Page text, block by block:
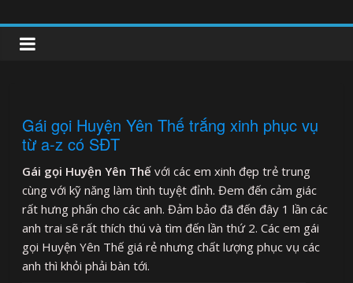
to
content
clipnonglive.com
Gái gọi Huyện Yên Thế trắng xinh phục vụ
từ a-z có SĐT
Gái gọi Huyện Yên Thế với các em xinh đẹp trẻ trung
cùng với kỹ năng làm tình tuyệt đỉnh. Đem đến cảm giác
rất hưng phấn cho các anh. Đảm bảo đã đến đây 1 lần các
anh trai sẽ rất thích thú và tìm đến lần thứ 2. Các em gái
gọi Huyện Yên Thế giá rẻ nhưng chất lượng phục vụ các
anh thì khỏi phải bàn tới.